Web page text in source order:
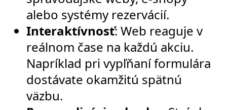
alebo systémy rezervácií.
Interaktívnosť: Web reaguje v
reálnom čase na každú akciu.
Napríklad pri vypľňaní formulára
dostávate okamžitú spätnú
väzbu.